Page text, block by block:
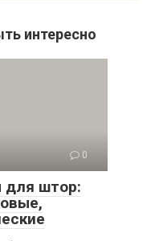
интересно
0
для штор: